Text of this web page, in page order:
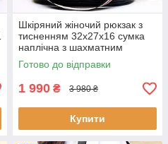
Шкіряний жіночий рюкзак з
тисненням 32х27х16 сумка
наплічна з шахматним
візерунком чорна натуральна
шкіра
Готово до відправки
1 990 ₴ 3 980 ₴
Купити